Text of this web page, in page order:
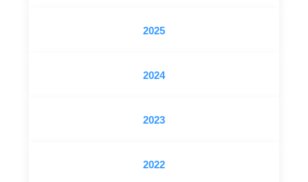
2025
2024
2023
2022